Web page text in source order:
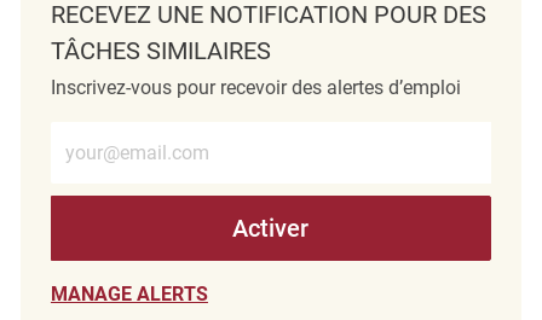
RECEVEZ UNE NOTIFICATION POUR DES
TÂCHES SIMILAIRES
Inscrivez-vous pour recevoir des alertes d’emploi
Activer
MANAGE ALERTS